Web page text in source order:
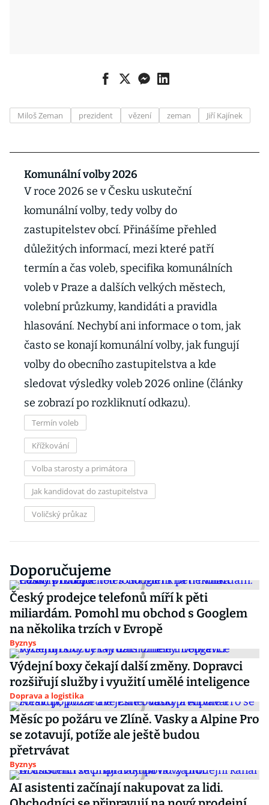
Miloš Zeman prezident vězení zeman Jiří Kajínek
Komunální volby 2026
V roce 2026 se v Česku uskuteční
komunální volby, tedy volby do
zastupitelstev obcí. Přinášíme přehled
důležitých informací, mezi které patří
termín a čas voleb, specifika komunálních
voleb v Praze a dalších velkých městech,
volební průzkumy, kandidáti a pravidla
hlasování. Nechybí ani informace o tom, jak
často se konají komunální volby, jak fungují
volby do obecního zastupitelstva a kde
sledovat výsledky voleb 2026 online (články
se zobrazí po rozkliknutí odkazu).
Termín voleb
Křížkování
Volba starosty a primátora
Jak kandidovat do zastupitelstva
Voličský průkaz
Doporučujeme
Český prodejce telefonů míří k pěti
miliardám. Pomohl mu obchod s Googlem
na několika trzích v Evropě
Byznys
Výdejní boxy čekají další změny. Dopravci
rozšiřují služby i využití umělé inteligence
Doprava a logistika
Měsíc po požáru ve Zlíně. Vasky a Alpine Pro
se zotavují, potíže ale ještě budou
přetrvávat
Byznys
AI asistenti začínají nakupovat za lidi.